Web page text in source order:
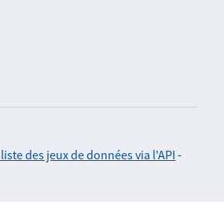
des jeux de données via l'API -